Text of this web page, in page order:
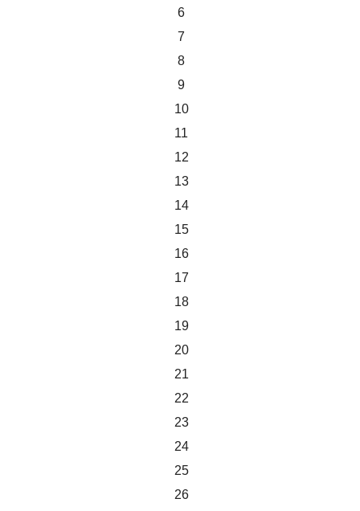
6
7
8
9
10
11
12
13
14
15
16
17
18
19
20
21
22
23
24
25
26